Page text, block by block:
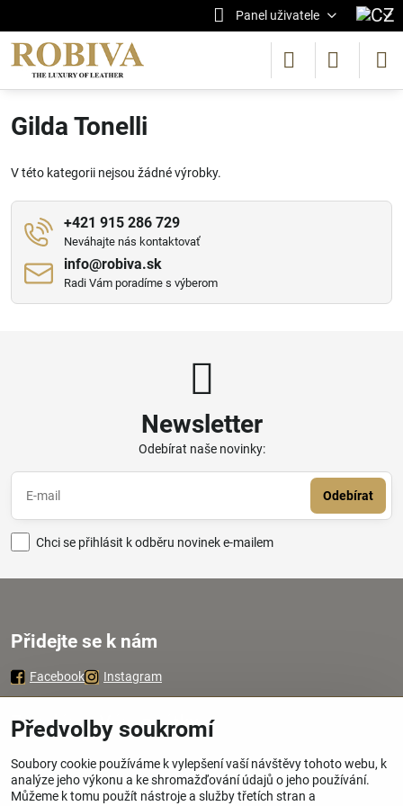
Panel uživatele
Gilda Tonelli
V této kategorii nejsou žádné výrobky.
+421 915 286 729
Neváhajte nás kontaktovať
info​@robiva​.sk
Radi Vám poradíme s výberom
Newsletter
Odebírat naše novinky:
Odebírat
Chci se přihlásit k odběru novinek e-mailem
Přidejte se k nám
Facebook Instagram
Zavoláme Vám zpátky
Váš telefon*
Předvolby soukromí
Soubory cookie používáme k vylepšení vaší návštěvy tohoto webu, k
analýze jeho výkonu a ke shromažďování údajů o jeho používání.
Můžeme k tomu použít nástroje a služby třetích stran a